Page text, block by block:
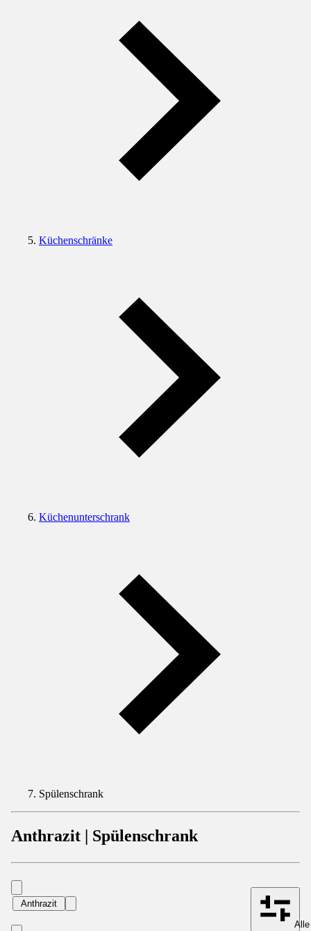
Küchenschränke
Küchenunterschrank
Spülenschrank
Anthrazit | Spülenschrank
Anthrazit